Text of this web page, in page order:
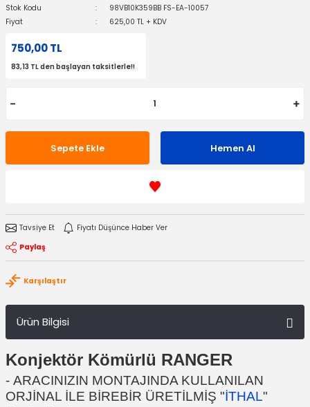
Stok Kodu
98VB10K359BB FS-EA-10057
Fiyat
625,00 TL + KDV
750,00 TL
83,13 TL den başlayan taksitlerle!!
Sepete Ekle Hemen Al
Tavsiye Et
Fiyatı Düşünce Haber Ver
Paylaş
Karşılaştır
Ürün Bilgisi
Konjektör Kömürlü RANGER
- ARACINIZIN MONTAJINDA KULLANILAN
ORJİNAL İLE BİREBİR ÜRETİLMİŞ "İTHAL"